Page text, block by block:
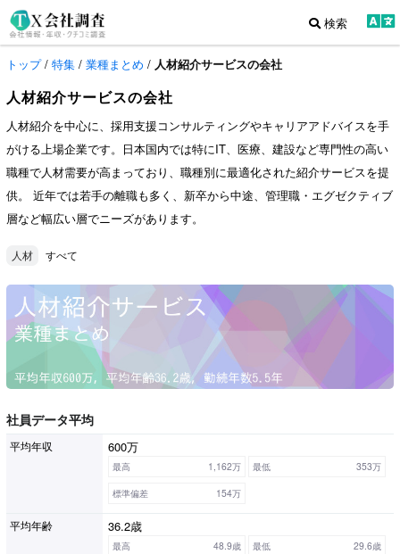
検索
トップ/ 特集 / 業種まとめ / 人材紹介サービスの会社
人材紹介サービスの会社
人材紹介を中心に、採用支援コンサルティングやキャリアアドバイスを手
がける上場企業です。日本国内では特にIT、医療、建設など専門性の高い
職種で人材需要が高まっており、職種別に最適化された紹介サービスを提
供。 近年では若手の離職も多く、新卒から中途、管理職・エグゼクティブ
層など幅広い層でニーズがあります。
人材 すべて
社員データ平均
平均年収 600万
最高 1,162万 最低
353万
標準偏差
154万
平均年齢 36.2歳
最高 48.9歳 最低
29.6歳